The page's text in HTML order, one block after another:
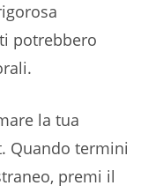
potrebbero
la tua
Quando termini
premi il